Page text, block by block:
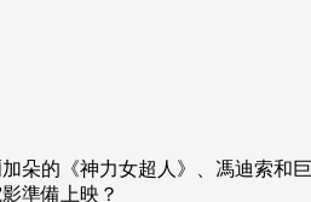
朵的《神力女超人》、馮迪索和
準備上映？